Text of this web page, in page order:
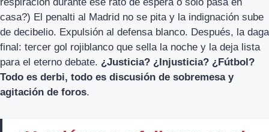
casa?) El penalti al Madrid no se pita y la indignación sube
de decibelio. Expulsión al defensa blanco. Después, la daga
final: tercer gol rojiblanco que sella la noche y la deja lista
para el eterno debate. ¿Justicia? ¿Injusticia? ¿Fútbol?
Todo es derbi, todo es discusión de sobremesa y
agitación de foros.